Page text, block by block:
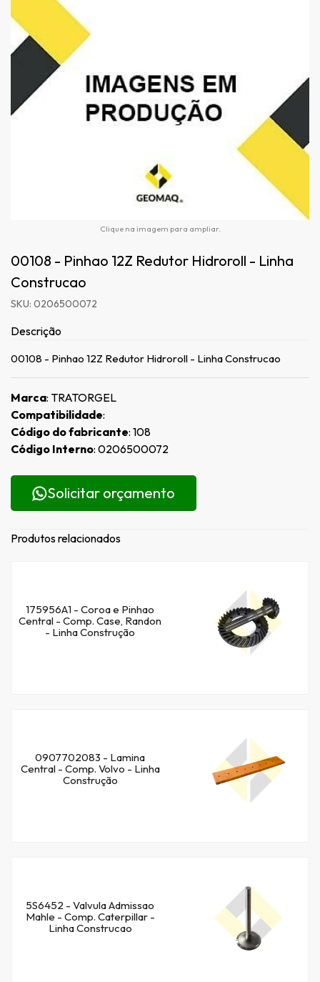
Clique na imagem para ampliar.
00108 - Pinhao 12Z Redutor Hidroroll - Linha
Construcao
SKU: 0206500072
Descrição
00108 - Pinhao 12Z Redutor Hidroroll - Linha Construcao
Marca: TRATORGEL
Compatibilidade:
Código do fabricante: 108
Código Interno: 0206500072
Solicitar orçamento
Produtos relacionados
175956A1 - Coroa e Pinhao
Central - Comp. Case, Randon
- Linha Construção
0907702083 - Lamina
Central - Comp. Volvo - Linha
Construção
5S6452 - Valvula Admissao
Mahle - Comp. Caterpillar -
Linha Construcao